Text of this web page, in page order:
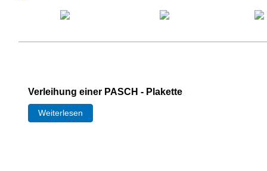
Verleihung einer PASCH - Plakette
Weiterlesen